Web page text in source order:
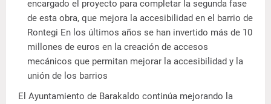
encargado el proyecto para completar la segunda fase
de esta obra, que mejora la accesibilidad en el barrio de
Rontegi En los últimos años se han invertido más de 10
millones de euros en la creación de accesos
mecánicos que permitan mejorar la accesibilidad y la
unión de los barrios
El Ayuntamiento de Barakaldo continúa mejorando la